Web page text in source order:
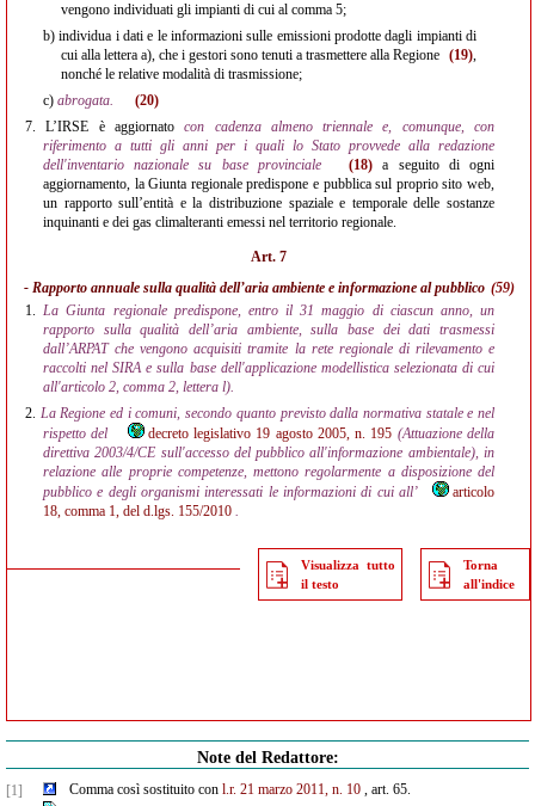
vengono individuati gli impianti di cui al comma 5;
b)individua i dati e le informazioni sulle emissioni prodotte dagli impianti di
cui alla lettera a), che i gestori sono tenuti a trasmettere alla Regione (19),
nonché le relative modalità di trasmissione;
c) abrogata.
(20)
7.L’IRSE è aggiornatocon cadenza almeno triennale e, comunque, con
riferimento a tutti gli anni per i quali lo Stato provvede alla redazione
dell'inventario nazionale su base provinciale
(18) a seguito di ogni
aggiornamento, la Giunta regionale predispone e pubblica sul proprio sito web,
un rapporto sull’entità e la distribuzione spaziale e temporale delle sostanze
inquinanti e dei gas climalteranti emessi nel territorio regionale.
Art. 7
- Rapporto annuale sulla qualità dell’aria ambiente e informazione al pubblico (59)
1.La Giunta regionale predispone, entro il 31 maggio di ciascun anno, un
rapporto sulla qualità dell’aria ambiente, sulla base dei dati trasmessi
dall’ARPAT che vengono acquisiti tramite la rete regionale di rilevamento e
raccolti nel SIRA e sulla base dell'applicazione modellistica selezionata di cui
all'articolo 2, comma 2, lettera l).
2. La Regione ed i comuni, secondo quanto previsto dalla normativa statale e nel
rispetto del
decreto legislativo 19 agosto 2005, n. 195 (Attuazione della
direttiva 2003/4/CE sull'accesso del pubblico all'informazione ambientale), in
relazione alle proprie competenze, mettono regolarmente a disposizione del
pubblico e degli organismi interessati le informazioni di cui all’
articolo
18, comma 1, del d.lgs. 155/2010 .
Visualizza tutto
il testo
Torna
all'indice
Note del Redattore:
[1] Comma così sostituito con l.r. 21 marzo 2011, n. 10, art. 65.